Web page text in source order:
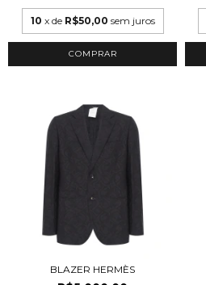
10 x de R$50,00 sem juros
BLAZER HERMÈS